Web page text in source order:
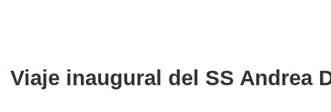
Viaje inaugural del SS Andrea